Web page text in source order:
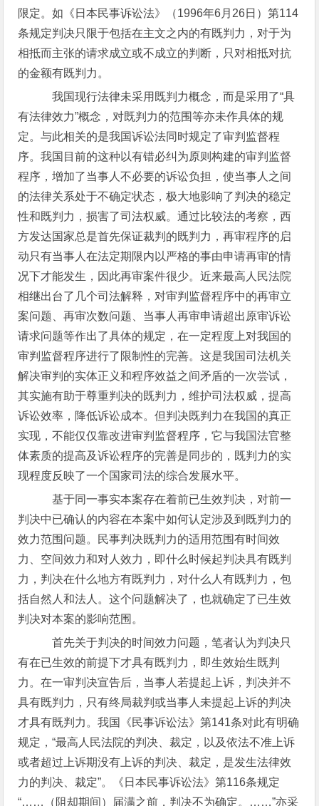
限定。如《日本民事诉讼法》（1996年6月26日）第114
条规定判决只限于包括在主文之内的有既判力，对于为
相抵而主张的请求成立或不成立的判断，只对相抵对抗
的金额有既判力。
我国现行法律未采用既判力概念，而是采用了“具
有法律效力”概念，对既判力的范围等亦未作具体的规
定。与此相关的是我国诉讼法同时规定了审判监督程
序。我国目前的这种以有错必纠为原则构建的审判监督
程序，增加了当事人不必要的诉讼负担，使当事人之间
的法律关系处于不确定状态，极大地影响了判决的稳定
性和既判力，损害了司法权威。通过比较法的考察，西
方发达国家总是首先保证裁判的既判力，再审程序的启
动只有当事人在法定期限内以严格的事由申请再审的情
况下才能发生，因此再审案件很少。近来最高人民法院
相继出台了几个司法解释，对审判监督程序中的再审立
案问题、再审次数问题、当事人再审申请超出原审诉讼
请求问题等作出了具体的规定，在一定程度上对我国的
审判监督程序进行了限制性的完善。这是我国司法机关
解决审判的实体正义和程序效益之间矛盾的一次尝试，
其实施有助于尊重判决的既判力，维护司法权威，提高
诉讼效率，降低诉讼成本。但判决既判力在我国的真正
实现，不能仅仅靠改进审判监督程序，它与我国法官整
体素质的提高及诉讼程序的完善是同步的，既判力的实
现程度反映了一个国家司法的综合发展水平。
基于同一事实本案存在着前已生效判决，对前一
判决中已确认的内容在本案中如何认定涉及到既判力的
效力范围问题。民事判决既判力的适用范围有时间效
力、空间效力和对人效力，即什么时候起判决具有既判
力，判决在什么地方有既判力，对什么人有既判力，包
括自然人和法人。这个问题解决了，也就确定了已生效
判决对本案的影响范围。
首先关于判决的时间效力问题，笔者认为判决只
有在已生效的前提下才具有既判力，即生效始生既判
力。在一审判决宣告后，当事人若提起上诉，判决并不
具有既判力，只有终局裁判或当事人未提起上诉的判决
才具有既判力。我国《民事诉讼法》第141条对此有明确
规定，“最高人民法院的判决、裁定，以及依法不准上诉
或者超过上诉期没有上诉的判决、裁定，是发生法律效
力的判决、裁定”。《日本民事诉讼法》第116条规定
“……（阻却期间）届满之前，判决不为确定。……”亦采